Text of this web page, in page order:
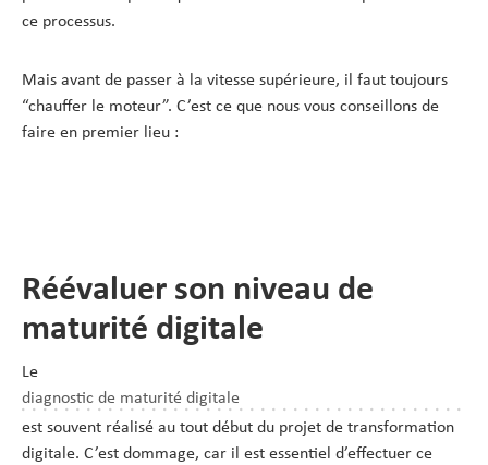
ce processus.
Mais avant de passer à la vitesse supérieure, il faut toujours
“chauffer le moteur”. C’est ce que nous vous conseillons de
faire en premier lieu :
Réévaluer son niveau de
maturité digitale
Le
diagnostic de maturité digitale
est souvent réalisé au tout début du projet de transformation
digitale. C’est dommage, car il est essentiel d’effectuer ce